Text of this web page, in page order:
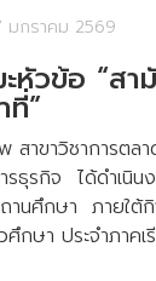
มกราคม 2569
หัวข้อ “ส
ที่”
สาขาวิชาการตล
รธุรกิจ ได้ดำเนิน
านศึกษา ภายใต้
กษา ประจำภาคเ